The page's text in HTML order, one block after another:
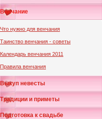
Венчание
Что нужно для венчания
Таинство венчания - советы
Календарь венчания 2011
Правила венчания
Выкуп невесты
Традиции и приметы
Подготовка к свадьбе